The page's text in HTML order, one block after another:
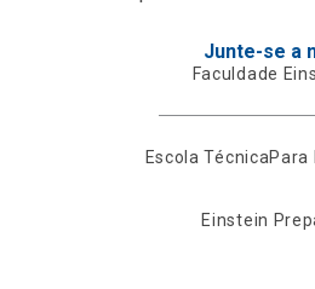
Junte-se a
Faculdade
Escola TécnicaPara
Einstein